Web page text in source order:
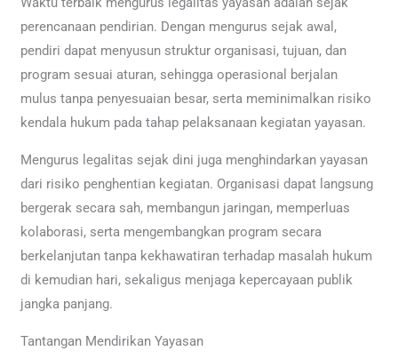
perencanaan pendirian. Dengan mengurus sejak awal,
pendiri dapat menyusun struktur organisasi, tujuan, dan
program sesuai aturan, sehingga operasional berjalan
mulus tanpa penyesuaian besar, serta meminimalkan risiko
kendala hukum pada tahap pelaksanaan kegiatan yayasan.
Mengurus legalitas sejak dini juga menghindarkan yayasan
dari risiko penghentian kegiatan. Organisasi dapat langsung
bergerak secara sah, membangun jaringan, memperluas
kolaborasi, serta mengembangkan program secara
berkelanjutan tanpa kekhawatiran terhadap masalah hukum
di kemudian hari, sekaligus menjaga kepercayaan publik
jangka panjang.
Tantangan Mendirikan Yayasan